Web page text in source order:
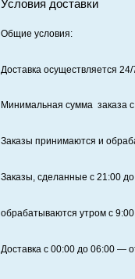
Условия доставки
Общие условия:
Доставка осуществляется 24/
Минимальная сумма заказа с
Заказы принимаются и
Заказы, сделанные с 21:00
обрабатываются утром с
Доставка с 00:00 до 06:00 —